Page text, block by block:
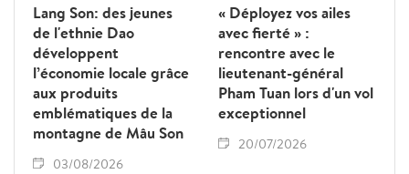
Lang Son: des jeunes
de l'ethnie Dao
développent
l’économie locale grâce
aux produits
emblématiques de la
montagne de Mâu Son
03/08/2026
« Déployez vos ailes
avec fierté » :
rencontre avec le
lieutenant-général
Pham Tuan lors d'un vol
exceptionnel
20/07/2026